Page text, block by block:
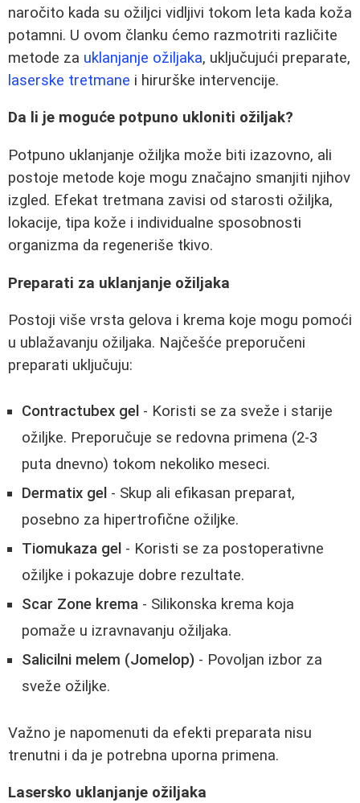
naročito kada su ožiljci vidljivi tokom leta kada koža
potamni. U ovom članku ćemo razmotriti različite
metode za uklanjanje ožiljaka, uključujući preparate,
laserske tretmane i hirurške intervencije.
Da li je moguće potpuno ukloniti ožiljak?
Potpuno uklanjanje ožiljka može biti izazovno, ali
postoje metode koje mogu značajno smanjiti njihov
izgled. Efekat tretmana zavisi od starosti ožiljka,
lokacije, tipa kože i individualne sposobnosti
organizma da regeneriše tkivo.
Preparati za uklanjanje ožiljaka
Postoji više vrsta gelova i krema koje mogu pomoći
u ublažavanju ožiljaka. Najčešće preporučeni
preparati uključuju:
Contractubex gel - Koristi se za sveže i starije
ožiljke. Preporučuje se redovna primena (2-3
puta dnevno) tokom nekoliko meseci.
Dermatix gel - Skup ali efikasan preparat,
posebno za hipertrofične ožiljke.
Tiomukaza gel - Koristi se za postoperativne
ožiljke i pokazuje dobre rezultate.
Scar Zone krema - Silikonska krema koja
pomaže u izravnavanju ožiljaka.
Salicilni melem (Jomelop) - Povoljan izbor za
sveže ožiljke.
Važno je napomenuti da efekti preparata nisu
trenutni i da je potrebna uporna primena.
Lasersko uklanjanje ožiljaka